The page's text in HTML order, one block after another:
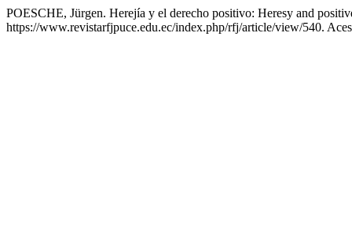
POESCHE, Jürgen. Herejía y el derecho positivo: Heresy and
https://www.revistarfjpuce.edu.ec/index.php/rfj/article/view/540.